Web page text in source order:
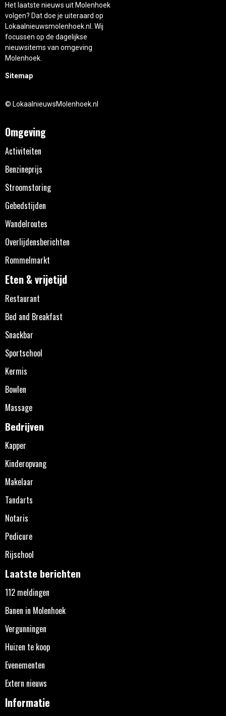
Het laatste nieuws uit Molenhoek
volgen? Dat doe je uiteraard op
Lokaalnieuwsmolenhoek.nl. Wij
focussen op de dagelijkse
nieuwsitems van omgeving
Molenhoek.
Sitemap
© LokaalnieuwsMolenhoek.nl
Omgeving
Activiteiten
Benzineprijs
Stroomstoring
Gebedstijden
Wandelroutes
Overlijdensberichten
Rommelmarkt
Eten & vrijetijd
Restaurant
Bed and Breakfast
Snackbar
Sportschool
Kermis
Bowlen
Massage
Bedrijven
Kapper
Kinderopvang
Makelaar
Tandarts
Notaris
Pedicure
Rijschool
Laatste berichten
112 meldingen
Banen in Molenhoek
Vergunningen
Huizen te koop
Evenementen
Extern nieuws
Informatie